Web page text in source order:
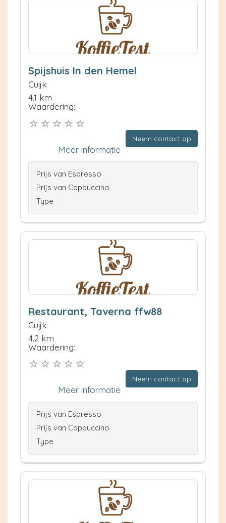
Spijshuis In den Hemel
Cuijk
4.1 km
Waardering:
Neem contact op
Meer informatie
Prijs van Espresso
Prijs van Cappuccino
Type
Restaurant, Taverna ffw88
Cuijk
4.2 km
Waardering:
Neem contact op
Meer informatie
Prijs van Espresso
Prijs van Cappuccino
Type